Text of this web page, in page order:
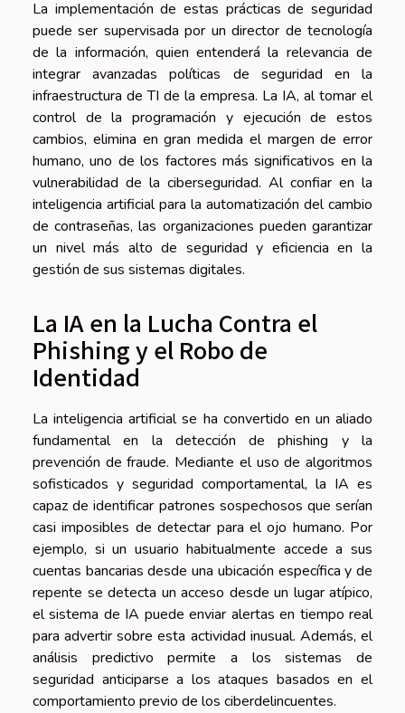
La implementación de estas prácticas de seguridad
puede ser supervisada por un director de tecnología
de la información, quien entenderá la relevancia de
integrar avanzadas políticas de seguridad en la
infraestructura de TI de la empresa. La IA, al tomar el
control de la programación y ejecución de estos
cambios, elimina en gran medida el margen de error
humano, uno de los factores más significativos en la
vulnerabilidad de la ciberseguridad. Al confiar en la
inteligencia artificial para la automatización del cambio
de contraseñas, las organizaciones pueden garantizar
un nivel más alto de seguridad y eficiencia en la
gestión de sus sistemas digitales.
La IA en la Lucha Contra el
Phishing y el Robo de
Identidad
La inteligencia artificial se ha convertido en un aliado
fundamental en la detección de phishing y la
prevención de fraude. Mediante el uso de algoritmos
sofisticados y seguridad comportamental, la IA es
capaz de identificar patrones sospechosos que serían
casi imposibles de detectar para el ojo humano. Por
ejemplo, si un usuario habitualmente accede a sus
cuentas bancarias desde una ubicación específica y de
repente se detecta un acceso desde un lugar atípico,
el sistema de IA puede enviar alertas en tiempo real
para advertir sobre esta actividad inusual. Además, el
análisis predictivo permite a los sistemas de
seguridad anticiparse a los ataques basados en el
comportamiento previo de los ciberdelincuentes.